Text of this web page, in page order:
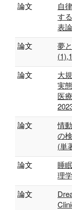
論文
自
す
表
論文
夢
論文
大
実
医
論文
情
の
(単
論文
睡
理
論文